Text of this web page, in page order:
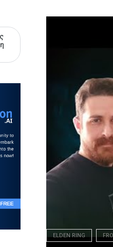
ELDEN RING